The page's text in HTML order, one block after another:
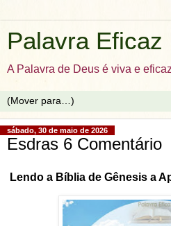
Palavra Eficaz
A Palavra de Deus é viva e
sábado, 30 de maio de 2026
Esdras 6 Comentário
Lendo a Bíblia de Gênesis a